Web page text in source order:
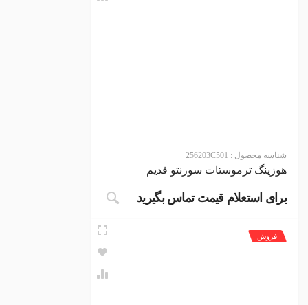
شناسه محصول : 256203C501
هوزینگ ترموستات سورنتو قدیم
برای استعلام قیمت تماس بگیرید
فروش